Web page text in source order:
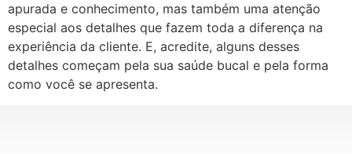
apurada e conhecimento, mas também uma atenção
especial aos detalhes que fazem toda a diferença na
experiência da cliente. E, acredite, alguns desses
detalhes começam pela sua saúde bucal e pela forma
como você se apresenta.